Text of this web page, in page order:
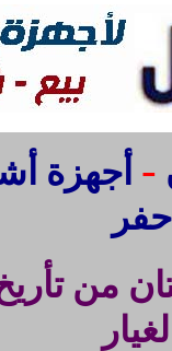
- أجهزة
من